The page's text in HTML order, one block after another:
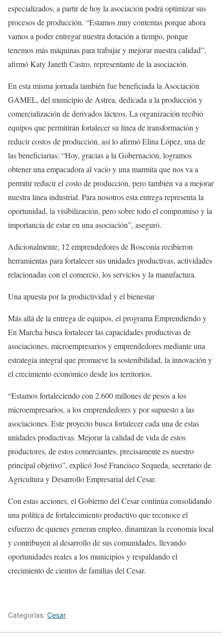
especializados, a partir de hoy la asociación podrá optimizar sus
procesos de producción. “Estamos muy contentas porque ahora
vamos a poder entregar nuestra dotación a tiempo, porque
tenemos más máquinas para trabajar y mejorar nuestra calidad”,
afirmó Katy Janeth Castro, representante de la asociación.
En esta misma jornada también fue beneficiada la Asociación
GAMEL, del municipio de Astrea, dedicada a la producción y
comercialización de derivados lácteos. La organización recibió
equipos que permitirán fortalecer su línea de transformación y
reducir costos de producción, así lo afirmó Elina López, una de
las beneficiarias: “Hoy, gracias a la Gobernación, logramos
obtener una empacadora al vacío y una marmita que nos va a
permitir reducir el costo de producción, pero también va a mejorar
nuestra línea industrial. Para nosotros esta entrega representa la
oportunidad, la visibilización, pero sobre todo el compromiso y la
importancia de estar en una asociación”, aseguró.
Adicionalmente, 12 emprendedores de Bosconia recibieron
herramientas para fortalecer sus unidades productivas, actividades
relacionadas con el comercio, los servicios y la manufactura.
Una apuesta por la productividad y el bienestar
Más allá de la entrega de equipos, el programa Emprendiendo y
En Marcha busca fortalecer las capacidades productivas de
asociaciones, microempresarios y emprendedores mediante una
estrategia integral que promueve la sostenibilidad, la innovación y
el crecimiento económico desde los territorios.
“Estamos fortaleciendo con 2.600 millones de pesos a los
microempresarios, a los emprendedores y por supuesto a las
asociaciones. Este proyecto busca fortalecer cada una de estas
unidades productivas. Mejorar la calidad de vida de estos
productores, de estos comerciantes, precisamente es nuestro
principal objetivo”, explicó José Francisco Sequeda, secretario de
Agricultura y Desarrollo Empresarial del Cesar.
Con estas acciones, el Gobierno del Cesar continúa consolidando
una política de fortalecimiento productivo que reconoce el
esfuerzo de quienes generan empleo, dinamizan la economía local
y contribuyen al desarrollo de sus comunidades, llevando
oportunidades reales a los municipios y respaldando el
crecimiento de cientos de familias del Cesar.
Categorías: Cesar